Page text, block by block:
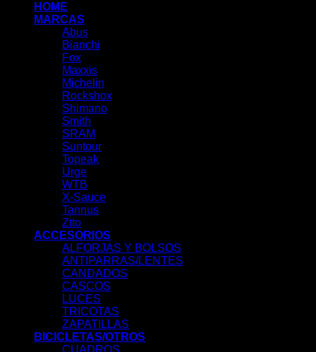
HOME
MARCAS
Abus
Bianchi
Fox
Maxxis
Michelin
Rockshox
Shimano
Smith
SRAM
Suntour
Topeak
Urge
WTB
X-Sauce
Tannus
Ztto
ACCESORIOS
ALFORJAS Y BOLSOS
ANTIPARRAS/LENTES
CANDADOS
CASCOS
LUCES
TRICOTAS
ZAPATILLAS
BICICLETAS/OTROS